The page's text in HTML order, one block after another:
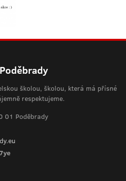
školou, školou, která má přísné
respektujeme.
01 Poděbrady